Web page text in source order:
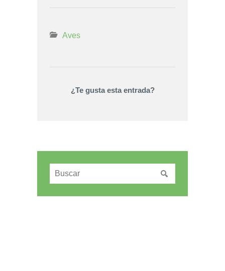
Aves
¿Te gusta esta entrada?